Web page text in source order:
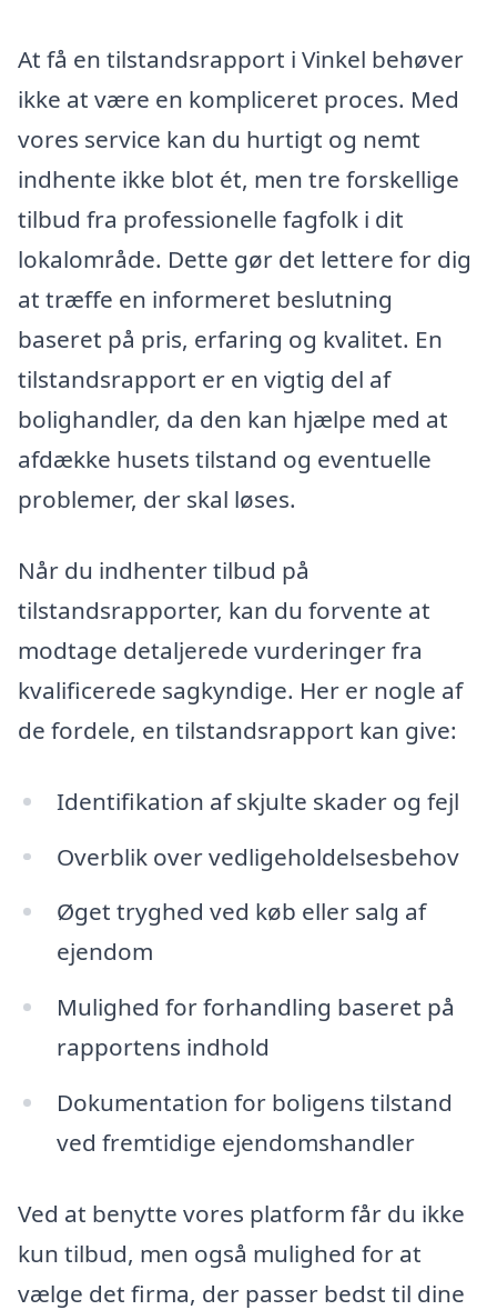
At få en tilstandsrapport i Vinkel behøver
ikke at være en kompliceret proces. Med
vores service kan du hurtigt og nemt
indhente ikke blot ét, men tre forskellige
tilbud fra professionelle fagfolk i dit
lokalområde. Dette gør det lettere for dig
at træffe en informeret beslutning
baseret på pris, erfaring og kvalitet. En
tilstandsrapport er en vigtig del af
bolighandler, da den kan hjælpe med at
afdække husets tilstand og eventuelle
problemer, der skal løses.
Når du indhenter tilbud på
tilstandsrapporter, kan du forvente at
modtage detaljerede vurderinger fra
kvalificerede sagkyndige. Her er nogle af
de fordele, en tilstandsrapport kan give:
Identifikation af skjulte skader og fejl
Overblik over vedligeholdelsesbehov
Øget tryghed ved køb eller salg af
ejendom
Mulighed for forhandling baseret på
rapportens indhold
Dokumentation for boligens tilstand
ved fremtidige ejendomshandler
Ved at benytte vores platform får du ikke
kun tilbud, men også mulighed for at
vælge det firma, der passer bedst til dine